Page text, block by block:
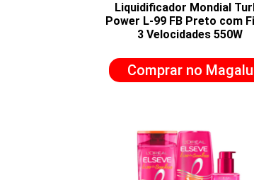
Liquidificador Mondial
Power L-99 FB Preto com
3 Velocidades 550W
Comprar no Magalu